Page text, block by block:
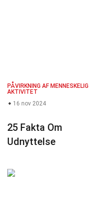
PÅVIRKNING AF MENNESKELIG
AKTIVITET
16 nov 2024
25 Fakta Om
Udnyttelse